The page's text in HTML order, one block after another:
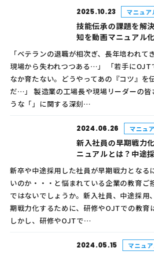
2025.10.23 マニュア
技能伝承の課題を解
知を動画マニュアル
「ベテランの退職が相次ぎ、長年培われて
現場から失われつつある…」 「若手にOJT
なか育たない。どうやってあの『コツ』を
だ…」 製造業の工場長や現場リーダーの皆
うな「」に関する深刻…
2024.06.26 マニュ
新入社員の早期戦力
ニュアルとは？中途
新卒や中途採用した社員が早期戦力となる
いのか・・・と悩まれている企業の教育ご
ではないでしょうか。新入社員、中途採用
期戦力化するために、研修やOJTでの教育
しかし、研修やOJTで…
2024.05.15 マニュ